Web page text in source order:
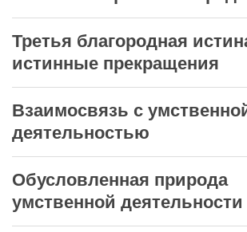
Третья благородная
истинные прекращения
Взаимосвязь с
деятельностью
Обусловленная природа
умственной деятельности